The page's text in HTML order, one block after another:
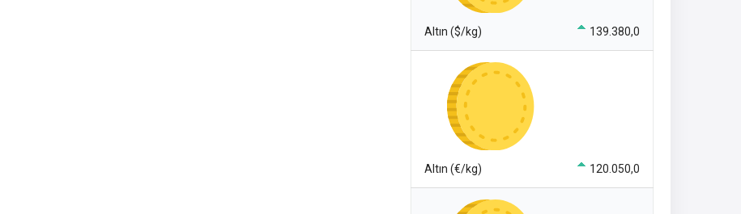
Altın ($/kg) 139.380,0
Altın (€/kg) 120.050,0